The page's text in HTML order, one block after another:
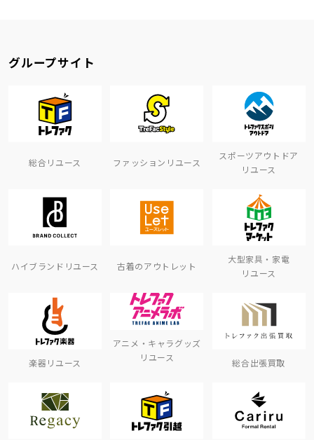
グループサイト
総合リユース ファッションリユース
スポーツアウトドア
リユース
ハイブランドリユース 古着のアウトレット
大型家具・家電
リユース
楽器リユース
アニメ・キャラグッズ
リユース
総合出張買取